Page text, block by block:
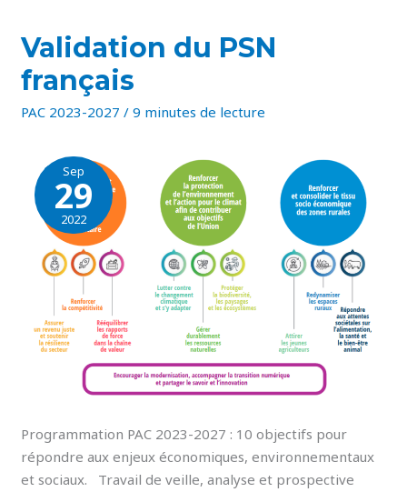
Validation du PSN
français
PAC 2023-2027 /9 minutes de lecture
Sep
29
2022
Programmation PAC 2023-2027 : 10 objectifs pour
répondre aux enjeux économiques, environnementaux
et sociaux. Travail de veille, analyse et prospective
VALIDATION
DU
PSN
FRANÇAIS